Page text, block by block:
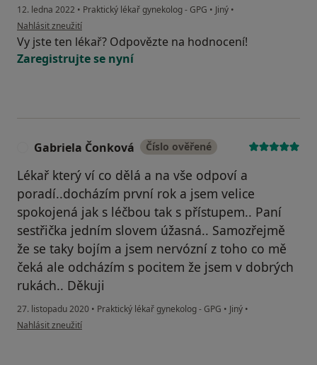
12. ledna 2022 • Praktický lékař gynekolog - GPG • Jiný •
podle názoru uživatele N. S.
Nahlásit zneužití
Vy jste ten lékař? Odpovězte na hodnocení!
Zaregistrujte se nyní
Gabriela Čonková Číslo ověřené
Lékař který ví co dělá a na vše odpoví a
poradí..docházím první rok a jsem velice
spokojená jak s léčbou tak s přístupem.. Paní
sestřička jedním slovem úžasná.. Samozřejmě
že se taky bojím a jsem nervózní z toho co mě
čeká ale odcházím s pocitem že jsem v dobrých
rukách.. Děkuji
27. listopadu 2020 • Praktický lékař gynekolog - GPG • Jiný •
podle názoru uživatele Gabriela Čonková
Nahlásit zneužití